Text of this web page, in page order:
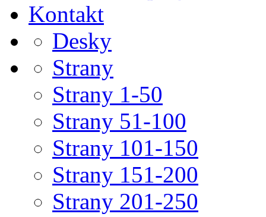
Kontakt
Desky
Strany
Strany 1-50
Strany 51-100
Strany 101-150
Strany 151-200
Strany 201-250